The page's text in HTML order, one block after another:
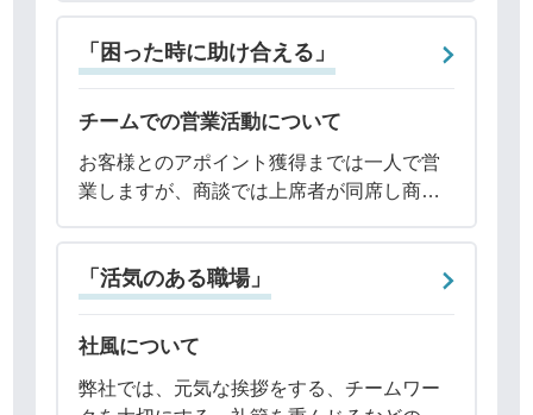
速な意思決定やチームワークの強化、情報
共有を行っています。また、問題が発生し
た際に
「困った時に助け合える」
チームでの営業活動について
お客様とのアポイント獲得までは一人で営
業しますが、商談では上席者が同席し商談
なります。お客様との商談に向けて事前に
チーム内のミーティングで情報を共有し、
過去の成功
「活気のある職場」
社風について
弊社では、元気な挨拶をする、チームワー